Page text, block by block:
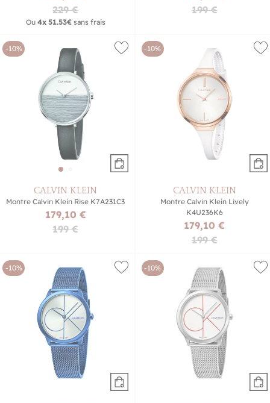
229 €
Ou 4x 51.53€sans frais
199 €
-10%
CALVIN KLEIN
Montre Calvin Klein Rise K7A231C3
179,10 €
199 €
-10%
CALVIN KLEIN
Montre Calvin Klein Lively
K4U236K6
179,10 €
199 €
-10% -10%